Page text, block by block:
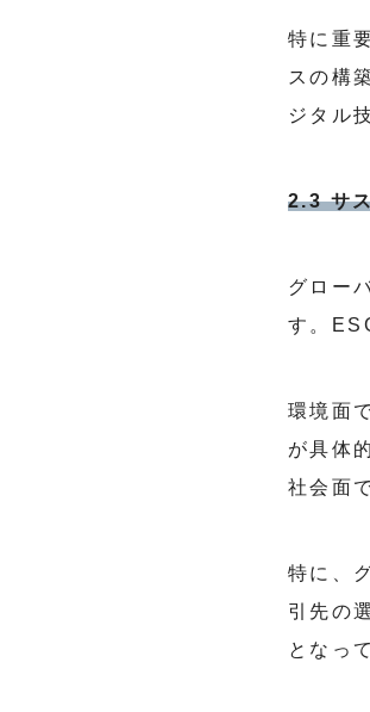
特に重
スの構
ジタル
2.3 サ
グロー
す。
環境面
が具体
社会面
特に、
引先の
となっ